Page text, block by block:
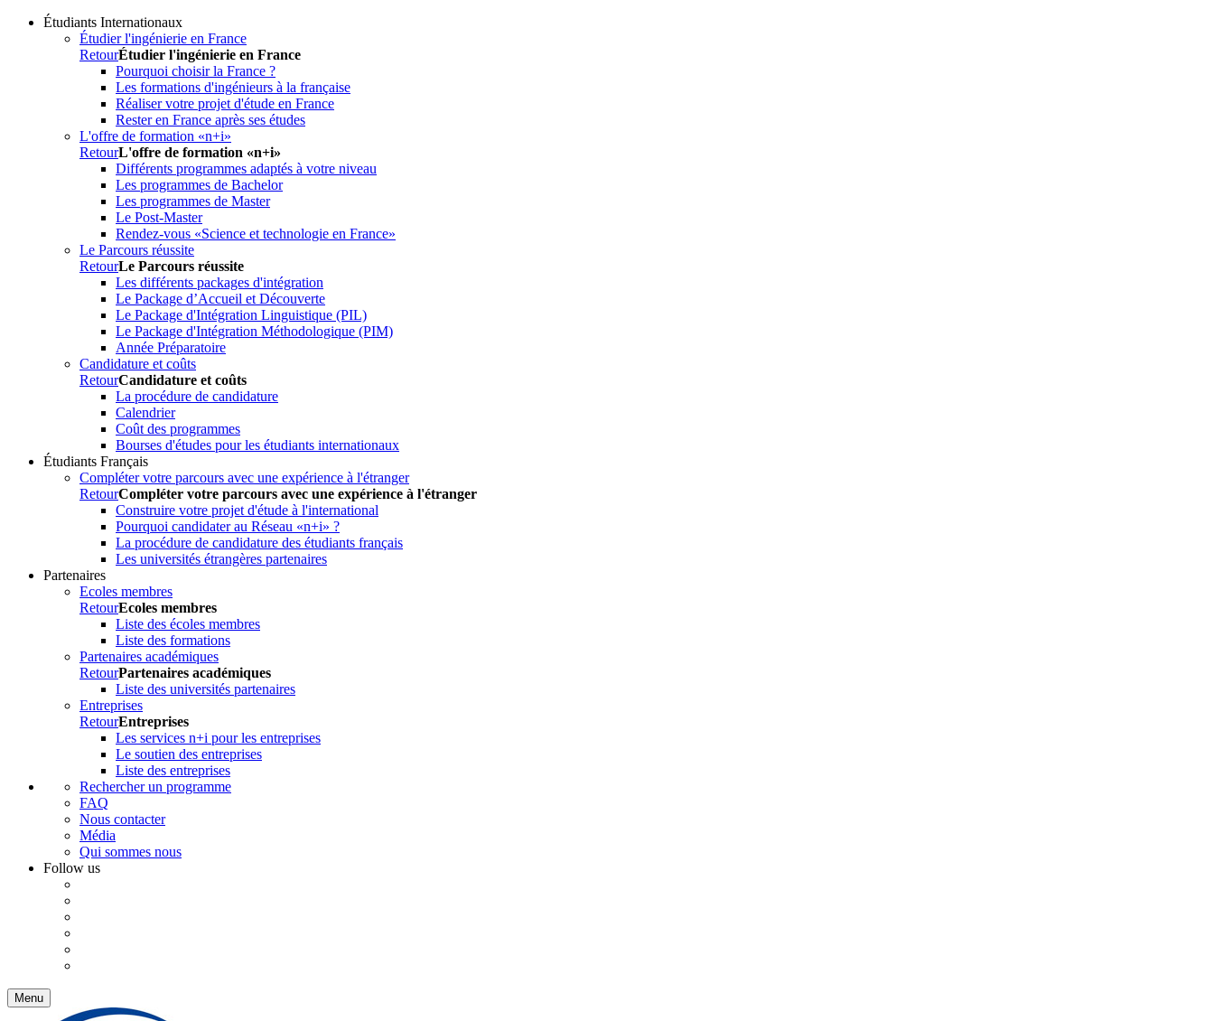
Étudiants Internationaux
Étudier l'ingénierie en France
RetourÉtudier l'ingénierie en France
Pourquoi choisir la France ?
Les formations d'ingénieurs à la française
Réaliser votre projet d'étude en France
Rester en France après ses études
L'offre de formation «n+i»
RetourL'offre de formation «n+i»
Différents programmes adaptés à votre niveau
Les programmes de Bachelor
Les programmes de Master
Le Post-Master
Rendez-vous «Science et technologie en France»
Le Parcours réussite
RetourLe Parcours réussite
Les différents packages d'intégration
Le Package d’Accueil et Découverte
Le Package d'Intégration Linguistique (PIL)
Le Package d'Intégration Méthodologique (PIM)
Année Préparatoire
Candidature et coûts
RetourCandidature et coûts
La procédure de candidature
Calendrier
Coût des programmes
Bourses d'études pour les étudiants internationaux
Étudiants Français
Compléter votre parcours avec une expérience à l'étranger
RetourCompléter votre parcours avec une expérience à l'étranger
Construire votre projet d'étude à l'international
Pourquoi candidater au Réseau «n+i» ?
La procédure de candidature des étudiants français
Les universités étrangères partenaires
Partenaires
Ecoles membres
RetourEcoles membres
Liste des écoles membres
Liste des formations
Partenaires académiques
RetourPartenaires académiques
Liste des universités partenaires
Entreprises
RetourEntreprises
Les services n+i pour les entreprises
Le soutien des entreprises
Liste des entreprises
Rechercher un programme
FAQ
Nous contacter
Média
Qui sommes nous
Follow us
Menu